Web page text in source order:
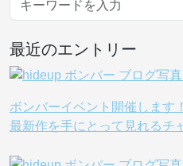
最近のエントリー
ボンバーイベント開催します
最新作を手にとって見れるチ